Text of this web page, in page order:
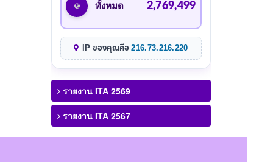
ทั้งหมด 2,769,499
IP ของคุณคือ216.73.216.220
รายงาน ITA 2569
รายงาน ITA 2567